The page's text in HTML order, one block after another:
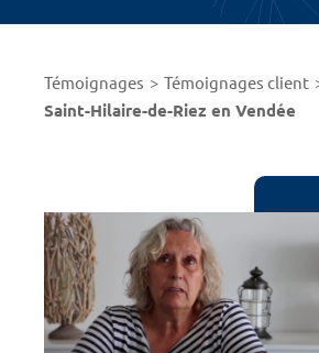
Témoignages Témoignages client
Saint-Hilaire-de-Riez en Vendée